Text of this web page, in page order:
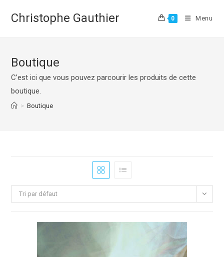
Christophe Gauthier 0 Menu
Boutique
C’est ici que vous pouvez parcourir les produits de cette
boutique.
> Boutique
Tri par défaut